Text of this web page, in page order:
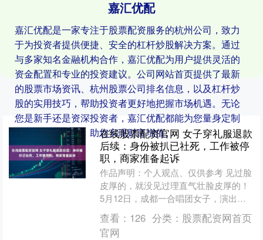
嘉汇优配
嘉汇优配是一家专注于股票配资服务的杭州公司，致力
于为投资者提供便捷、安全的杠杆炒股解决方案。通过
与多家知名金融机构合作，嘉汇优配为用户提供灵活的
资金配置和专业的投资建议。公司网站首页提供了最新
的股票市场资讯、杭州股票公司排名信息，以及杠杆炒
股的实用技巧，帮助投资者更好地把握市场机遇。无论
您是新手还是资深投资者，嘉汇优配都能为您量身定制
合适的投资策略，助您实现财富增值。在线股票配资官网 女子穿礼服退款
后续：身份被扒已社死，工作被停
职，商家准备起诉
作品声明：个人观点、仅供参考 见过脸
皮厚的，就没见过理直气壮脸皮厚的！
5月12日，成都一合唱团女子，演出结
束当晚就退礼服的事情，在网上传的沸
沸扬扬，想必不少网....
查看： 126 分类： 股票配资网首页
官网